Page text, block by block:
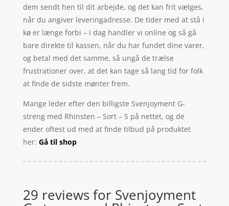
dem sendt hen til dit arbejde, og det kan frit vælges,
når du angiver leveringadresse. De tider med at stå i
kø er længe forbi – i dag handler vi online og så gå
bare direkte til kassen, når du har fundet dine varer,
og betal med det samme, så ungå de trælse
frustrationer over, at det kan tage så lang tid for folk
at finde de sidste mønter frem.
Mange leder efter den billigste Svenjoyment G-
streng med Rhinsten – Sort – S på nettet, og de
ender oftest ud med at finde tilbud på produktet
her: Gå til shop
29 reviews for Svenjoyment